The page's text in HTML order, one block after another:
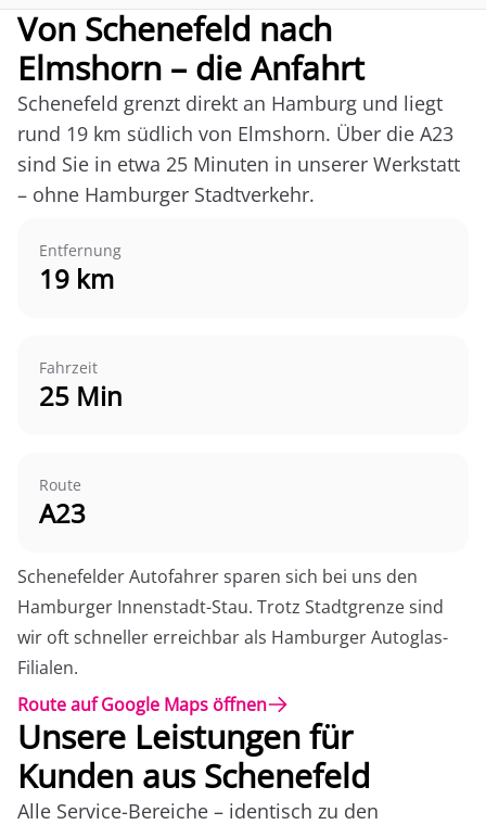
Von Schenefeld nach
Elmshorn – die Anfahrt
Schenefeld grenzt direkt an Hamburg und liegt
rund 19 km südlich von Elmshorn. Über die A23
sind Sie in etwa 25 Minuten in unserer Werkstatt
– ohne Hamburger Stadtverkehr.
Entfernung
19 km
Fahrzeit
25 Min
Route
A23
Schenefelder Autofahrer sparen sich bei uns den
Hamburger Innenstadt-Stau. Trotz Stadtgrenze sind
wir oft schneller erreichbar als Hamburger Autoglas-
Filialen.
Route auf Google Maps öffnen
Unsere Leistungen für
Kunden aus Schenefeld
Alle Service-Bereiche – identisch zu den